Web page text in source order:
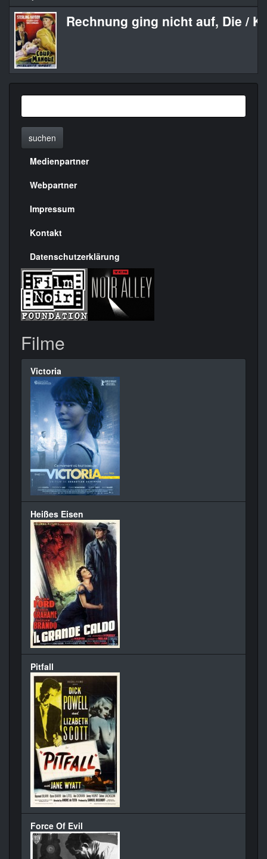
Rechnung ging nicht auf, Die /
suchen
Menülinks
rechte
Seite
Medienpartner
Webpartner
Impressum
Kontakt
Datenschutzerklärung
Filme
Victoria
Heißes Eisen
Pitfall
Force Of Evil